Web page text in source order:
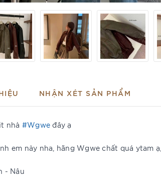
NHẬN XÉT SẢN PHẨM
nhà #Wgwe đây ạ
em này nha, hãng Wgwe chất quá ytam
- Nâu